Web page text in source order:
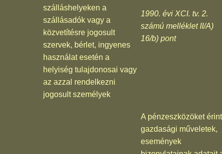
szálláshelyeken a
szállásadók vagy a
közvetítésre jogosult
szervek, bérlet, ingyenes
használat esetén a
helyiség tulajdonosai vagy
az azzal rendelkezni
jogosult személyek
1990. évi XCI. tv. 2.
számú melléklet II/A)
16/b) pont
A pénzeszközöket
gazdasági műveletek,
események